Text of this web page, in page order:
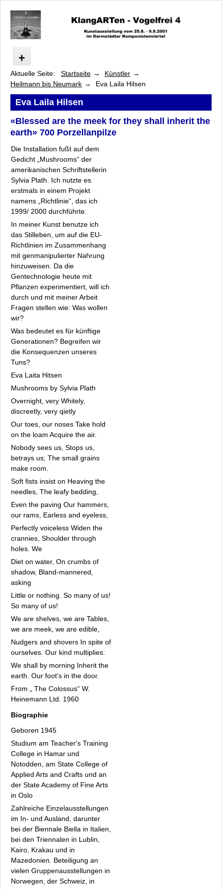
Vogelfrei
Programm
Künstler
Arsem bis Franke-Schafarczyk
Heilmann bis Neumark
Jörn Heilmann
Barbara Heller
Luise Heuter
Eva Laila Hilsen
Hanne Junghans
Hans Michael Kissel
Marianne Knebel
Petia Knebel
Detlef Kraft
Martin Kürschner
Freia Leonhard
Fiona Léus
Manuela Liszewski
Arkad Mandrisch
Thomas Neumaier
Devora Neumark
Oellers bis Zeidler
Fakten
Archiv
Datenschutz
Impressum
Aktuelle Seite: Startseite
Künstler
Heilmann bis Neumark
Eva Laila Hilsen
Eva Laila Hilsen
«Blessed are the meek for they shall inherit the
earth» 700 Porzellanpilze
Die Installation fußt auf dem
Gedicht „Mushrooms“ der
amerikanischen Schriftstellerin
Sylvia Plath. Ich nutzte es
erstmals in einem Projekt
namens „Richtlinie“, das ich
1999/ 2000 durchführte.
In meiner Kunst benutze ich
das Stilleben, um auf die EU-
Richtlinien im Zusammenhang
mit genmanipulierter Nahrung
hinzuweisen. Da die
Gentechnologie heute mit
Pflanzen experimentiert, will ich
durch und mit meiner Arbeit
Fragen stellen wie: Was wollen
wir?
Was bedeutet es für künftige
Generationen? Begreifen wir
die Konsequenzen unseres
Tuns?
Eva Laita Hitsen
Mushrooms by Sylvia Plath
Overnight, very Whitely,
discreetly, very qietly
Our toes, our noses Take hold
on the loam Acquire the air.
Nobody sees us, Stops us,
betrays us; The small grains
make room.
Soft fists insist on Heaving the
needles, The leafy bedding,
Even the paving Our hammers,
our rams, Earless and eyeless,
Perfectly voiceless Widen the
crannies, Shoulder through
holes. We
Diet on water, On crumbs of
shadow, Bland-mannered,
asking
Little or nothing. So many of us!
So many of us!
We are shelves, we are Tables,
we are meek, we are edible,
Nudgers and shovers In spite of
ourselves. Our kind multiplies:
We shall by morning Inherit the
earth. Our foot's in the door.
From „ The Colossus“ W.
Heinemann Ltd. 1960
Biographie
Geboren 1945
Studium am Teacher's Training
College in Hamar und
Notodden, am State College of
Applied Arts and Crafts und an
der State Academy of Fine Arts
in Oslo
Zahlreiche Einzelausstellungen
im In- und Ausland, darunter
bei der Biennale Biella in Italien,
bei den Triennalen in Lublin,
Kairo, Krakau und in
Mazedonien. Beteiligung an
vielen Gruppenausstellungen in
Norwegen, der Schweiz, in